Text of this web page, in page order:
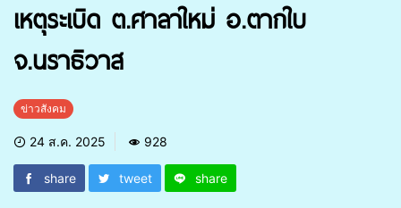
เหตุระเบิด ต.ศาลาใหม่ อ.ตากใบ
จ.นราธิวาส
ข่าวสังคม
24 ส.ค. 2025 928
share tweet share